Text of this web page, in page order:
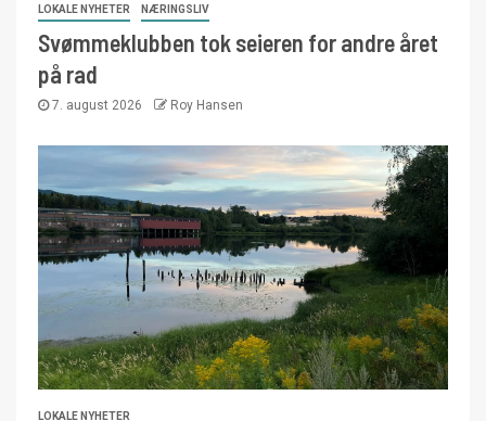
LOKALE NYHETER NÆRINGSLIV
Svømmeklubben tok seieren for andre året
på rad
7. august 2026 Roy Hansen
LOKALE NYHETER